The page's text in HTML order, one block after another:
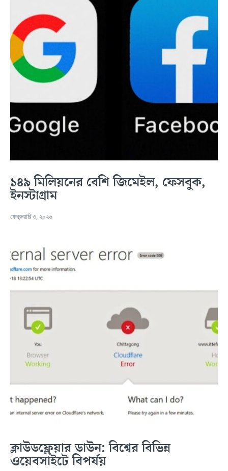
১৪৯ মিলিয়নের বেশি জিমেইল, ফেসবুক,
ইনস্টাগ্রাম
ফেব্রুয়ারি ৩, ২০২৬
ক্লাউডফ্লেয়ার ডাউন: বিশ্বের বিভিন্ন
ওয়েবসাইটে বিপর্যয়